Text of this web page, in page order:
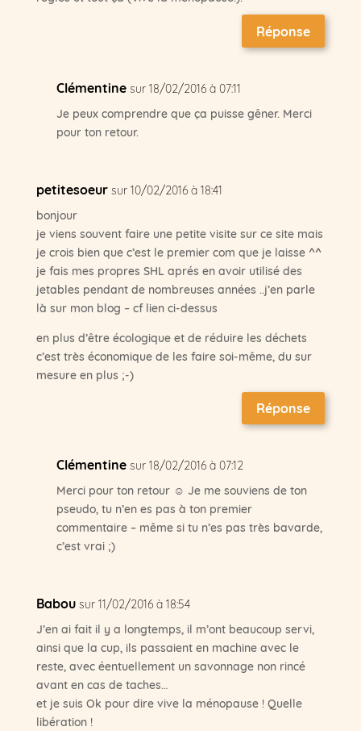
Réponse
Clémentine sur 18/02/2016 à 07:11
Je peux comprendre que ça puisse gêner. Merci
pour ton retour.
petitesoeur sur 10/02/2016 à 18:41
bonjour
je viens souvent faire une petite visite sur ce site mais
je crois bien que c’est le premier com que je laisse ^^
je fais mes propres SHL aprés en avoir utilisé des
jetables pendant de nombreuses années ..j’en parle
là sur mon blog – cf lien ci-dessus
en plus d’être écologique et de réduire les déchets
c’est très économique de les faire soi-même, du sur
mesure en plus ;-)
Réponse
Clémentine sur 18/02/2016 à 07:12
Merci pour ton retour ☺ Je me souviens de ton
pseudo, tu n’en es pas à ton premier
commentaire – même si tu n’es pas très bavarde,
c’est vrai ;)
Babou sur 11/02/2016 à 18:54
J’en ai fait il y a longtemps, il m’ont beaucoup servi,
ainsi que la cup, ils passaient en machine avec le
reste, avec éentuellement un savonnage non rincé
avant en cas de taches…
et je suis Ok pour dire vive la ménopause ! Quelle
libération !